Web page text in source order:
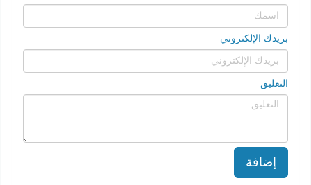
بريدك الإلكتروني
التعليق
إضافة